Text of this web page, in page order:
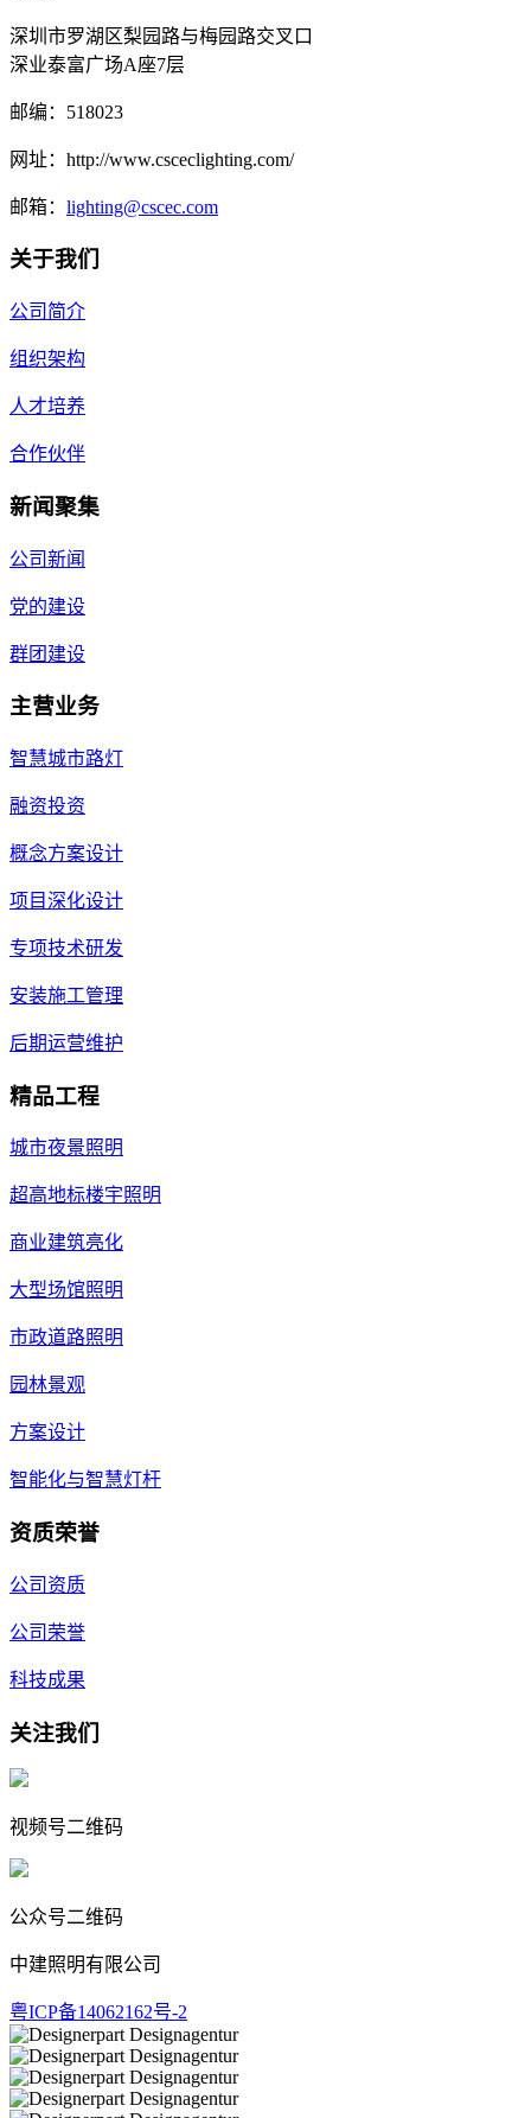
深圳市罗湖区梨园路与梅园路交叉口
深业泰富广场A座7层
邮编： 518023
网址： http://www.csceclighting.com/
邮箱： lighting@cscec.com
关于我们
公司简介
组织架构
人才培养
合作伙伴
新闻聚集
公司新闻
党的建设
群团建设
主营业务
智慧城市路灯
融资投资
概念方案设计
项目深化设计
专项技术研发
安装施工管理
后期运营维护
精品工程
城市夜景照明
超高地标楼宇照明
商业建筑亮化
大型场馆照明
市政道路照明
园林景观
方案设计
智能化与智慧灯杆
资质荣誉
公司资质
公司荣誉
科技成果
关注我们
视频号二维码
公众号二维码
中建照明有限公司
粤ICP备14062162号-2